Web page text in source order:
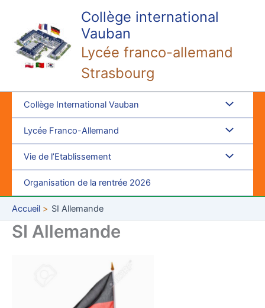
contenu
Collège international
Vauban
Lycée franco-allemand
Strasbourg
Collège International Vauban
Lycée Franco-Allemand
Vie de l’Etablissement
Organisation de la rentrée 2026
Accueil SI Allemande
SI Allemande